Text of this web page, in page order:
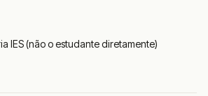
IES (não o estudante diretamente)